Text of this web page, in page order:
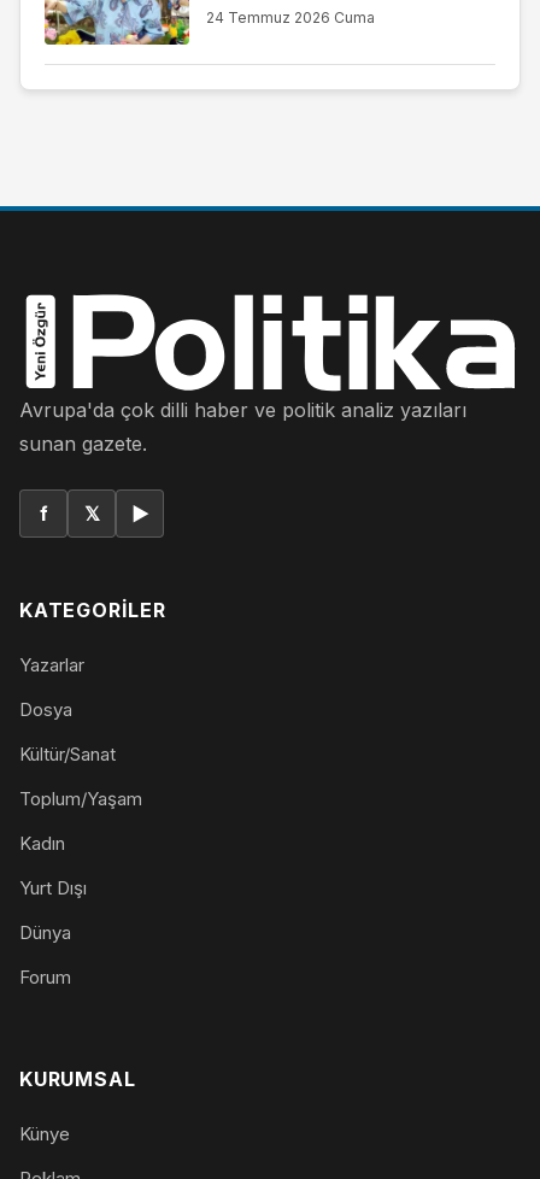
24 Temmuz 2026 Cuma
Avrupa'da çok dilli haber ve politik analiz yazıları
sunan gazete.
f 𝕏 ▶
KATEGORILER
Yazarlar
Dosya
Kültür/Sanat
Toplum/Yaşam
Kadın
Yurt Dışı
Dünya
Forum
KURUMSAL
Künye